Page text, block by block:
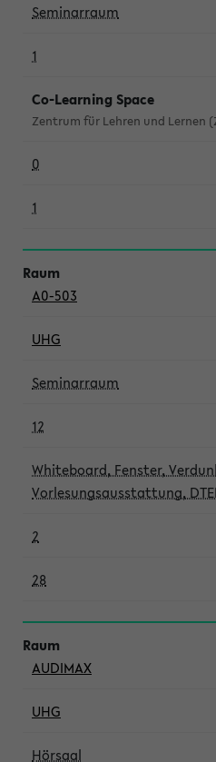
Seminarraum
1
Co-Learning Space
Zentrum für Lehren und Lernen
0
1
A0-503
UHG
Seminarraum
12
Whiteboard, Fenster,
Vorlesungsausstattung,
2
28
AUDIMAX
UHG
Hörsaal